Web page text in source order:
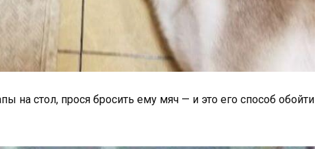
на стол, прося бросить ему мяч — и это его способ обойти